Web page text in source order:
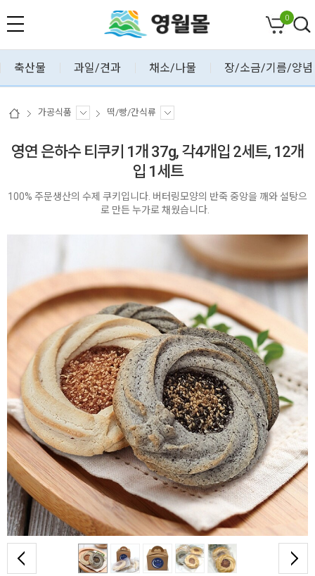
0
축산물 과일/견과 채소/나물 장/소금/기름/양념
가공식품 떡/빵/간식류
영연 은하수 티쿠키 1개 37g, 각4개입 2세트, 12개
입 1세트
100% 주문생산의 수제 쿠키입니다. 버터링모양의 반죽 중앙을 깨와 설탕으
로 만든 누가로 채웠습니다.